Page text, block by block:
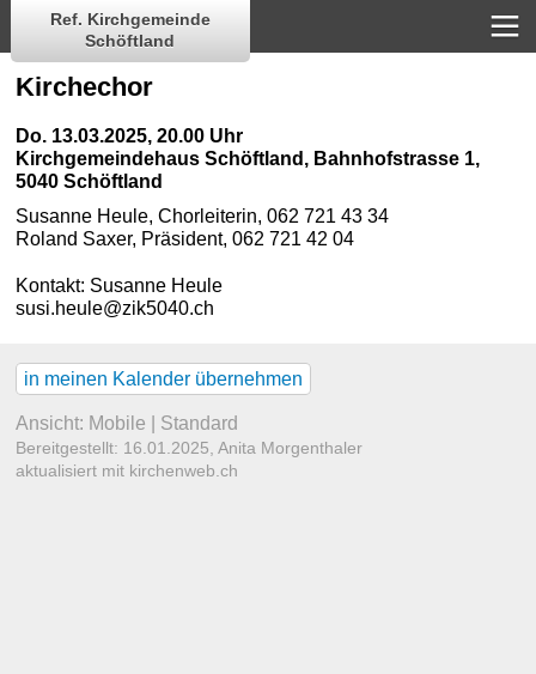
Ref. Kirchgemeinde
Schöftland
Kirchechor
Do. 13.03.2025, 20.00 Uhr
Kirchgemeindehaus Schöftland , Bahnhofstrasse 1,
5040 Schöftland
Susanne Heule, Chorleiterin, 062 721 43 34
Roland Saxer, Präsident, 062 721 42 04
Kontakt: Susanne Heule
susi.heule@zik5040.ch
in meinen Kalender übernehmen
Ansicht: Mobile Standard
Bereitgestellt: 16.01.2025,Anita Morgenthaler
aktualisiert mit kirchenweb.ch